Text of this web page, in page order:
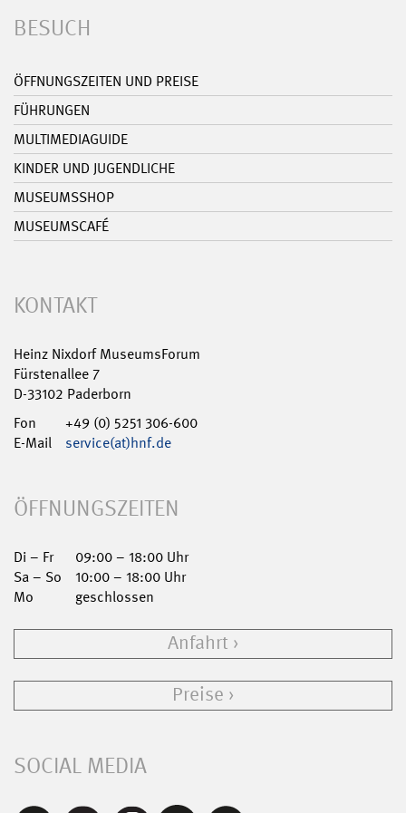
BESUCH
ÖFFNUNGSZEITEN UND PREISE
FÜHRUNGEN
MULTIMEDIAGUIDE
KINDER UND JUGENDLICHE
MUSEUMSSHOP
MUSEUMSCAFÉ
KONTAKT
Heinz Nixdorf MuseumsForum
Fürstenallee 7
D-33102 Paderborn
Fon
+49 (0) 5251 306-600
E-Mail
service(at)hnf.de
ÖFFNUNGSZEITEN
Di – Fr
09:00 – 18:00 Uhr
Sa – So
10:00 – 18:00 Uhr
Mo
geschlossen
Anfahrt
Preise
SOCIAL MEDIA